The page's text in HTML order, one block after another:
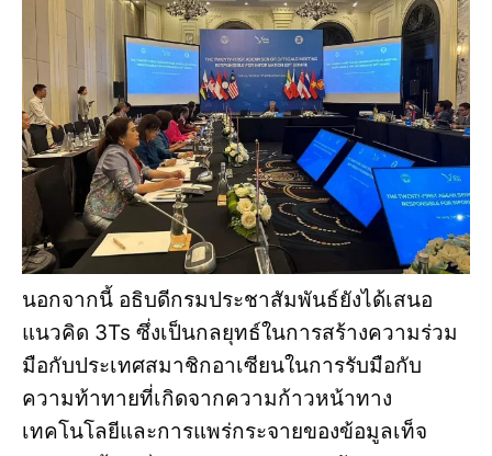
นอกจากนี้ อธิบดีกรมประชาสัมพันธ์ยังได้เสนอ
แนวคิด 3Ts ซึ่งเป็นกลยุทธ์ในการสร้างความร่วม
มือกับประเทศสมาชิกอาเซียนในการรับมือกับ
ความท้าทายที่เกิดจากความก้าวหน้าทาง
เทคโนโลยีและการแพร่กระจายของข้อมูลเท็จ